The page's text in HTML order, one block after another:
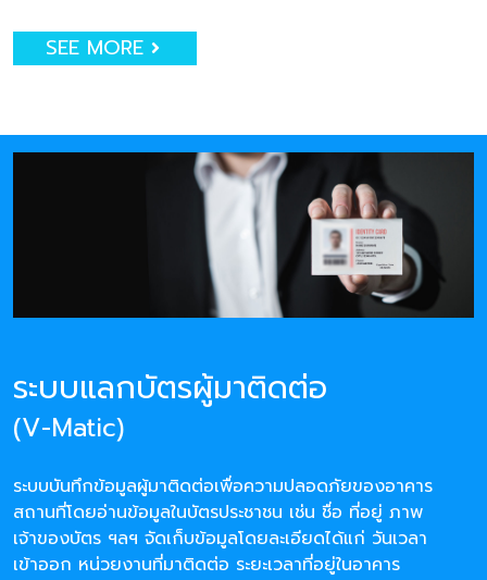
SEE MORE
ระบบแลกบัตรผู้มาติดต่อ
(V-Matic)
ระบบบันทึกข้อมูลผู้มาติดต่อเพื่อความปลอดภัยของอาคาร
สถานที่โดยอ่านข้อมูลในบัตรประชาชน เช่น ชื่อ ที่อยู่ ภาพ
เจ้าของบัตร ฯลฯ จัดเก็บข้อมูลโดยละเอียดได้แก่ วันเวลา
เข้าออก หน่วยงานที่มาติดต่อ ระยะเวลาที่อยู่ในอาคาร